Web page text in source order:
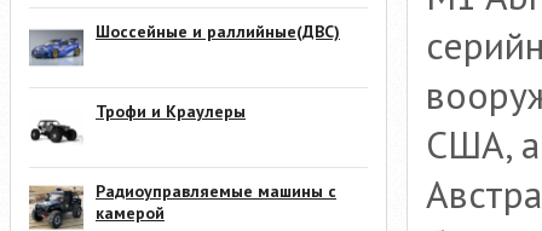
Шоссейные и раллийные(ДВС)
Трофи и Краулеры
Радиоуправляемые машины с
камерой
США, а